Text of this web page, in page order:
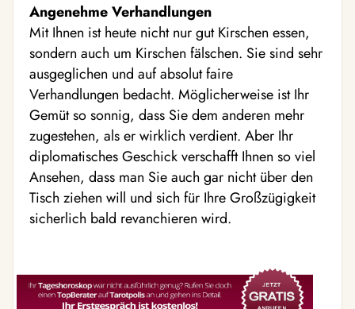
Angenehme Verhandlungen
Mit Ihnen ist heute nicht nur gut Kirschen essen,
sondern auch um Kirschen fälschen. Sie sind sehr
ausgeglichen und auf absolut faire
Verhandlungen bedacht. Möglicherweise ist Ihr
Gemüt so sonnig, dass Sie dem anderen mehr
zugestehen, als er wirklich verdient. Aber Ihr
diplomatisches Geschick verschafft Ihnen so viel
Ansehen, dass man Sie auch gar nicht über den
Tisch ziehen will und sich für Ihre Großzügigkeit
sicherlich bald revanchieren wird.